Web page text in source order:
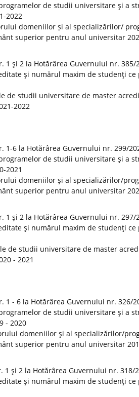
de studii universitare şi a
2022
domeniilor și al specializărilor/
superior pentru anul universitar
1 şi 2 la Hotărârea Guvernului nr.
şi numărul maxim de studenţi
de studii universitare de master
2022
1-6 la Hotărârea Guvernului nr. 299/
de studii universitare şi a
2021
domeniilor şi al specializărilor/
superior pentru anul universitar
1 şi 2 la Hotărârea Guvernului nr.
şi numărul maxim de studenţi
de studii universitare de master
- 2021
1 - 6 la Hotărârea Guvernului nr. 326/
de studii universitare şi a
- 2020
domeniilor şi al specializărilor/
superior pentru anul universitar
1 şi 2 la Hotărârea Guvernului nr. 318/
şi numărul maxim de studenţi